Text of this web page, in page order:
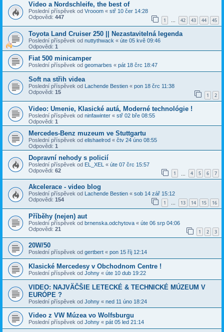
Video a Nordschleife, the best of
Poslední příspěvek od Vrooom « stř 10 čer 14:28
Odpovědi: 447 1 … 42 43 44 45
Toyota Land Cruiser 250 || Nezastavitelná legenda
Poslední příspěvek od nuttythwack « úte 05 kvě 09:46
Odpovědi: 1
Fiat 500 minicamper
Poslední příspěvek od geomarbes « pát 18 črc 18:47
Soft na střih videa
Poslední příspěvek od Lachende Bestien « pon 18 črc 11:38
Odpovědi: 15 1 2
Video: Umenie, Klasické autá, Moderné technológie !
Poslední příspěvek od ninfawinter « stř 02 bře 08:55
Odpovědi: 1
Mercedes-Benz muzeum ve Stuttgartu
Poslední příspěvek od elishaelrod « čtv 24 úno 08:55
Odpovědi: 1
Dopravní nehody s policií
Poslední příspěvek od EL_XEL « úte 07 črc 15:57
Odpovědi: 62 1 4 5 6 7
Akcelerace - video blog
Poslední příspěvek od Lachende Bestien « sob 14 zář 15:12
Odpovědi: 154 1 … 13 14 15 16
Příběhy (nejen) aut
Poslední příspěvek od brnenska.odchytova « úte 06 srp 04:06
Odpovědi: 21 1 2 3
20W/50
Poslední příspěvek od gertbert « pon 15 říj 12:14
Klasické Mercedesy v Obchodnom Centre !
Poslední příspěvek od Johny « úte 10 dub 19:22
VIDEO: NAJVÄČŠIE LETECKÉ & TECHNICKÉ MÚZEUM V
EURÓPE ?
Poslední příspěvek od Johny « ned 11 úno 18:24
Video z VW Múzea vo Wolfsburgu
Poslední příspěvek od Johny « pát 05 led 21:14